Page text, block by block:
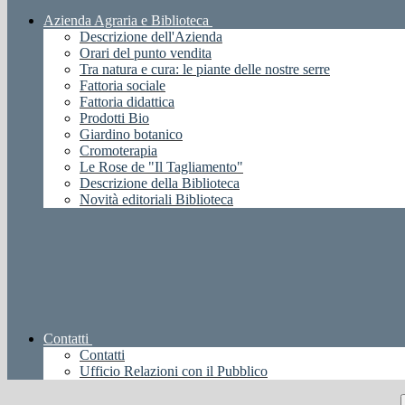
Azienda Agraria e Biblioteca
Descrizione dell'Azienda
Orari del punto vendita
Tra natura e cura: le piante delle nostre serre
Fattoria sociale
Fattoria didattica
Prodotti Bio
Giardino botanico
Cromoterapia
Le Rose de "Il Tagliamento"
Descrizione della Biblioteca
Novità editoriali Biblioteca
Contatti
Contatti
Ufficio Relazioni con il Pubblico